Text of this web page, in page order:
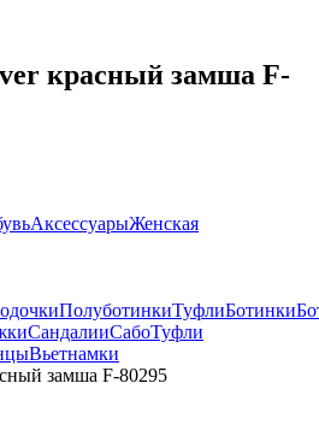
красный замша F-
АксессуарыЖенская
ПолуботинкиТуфлиБотинки
СандалииСабоТуфли
Вьетнамки
замша F-80295